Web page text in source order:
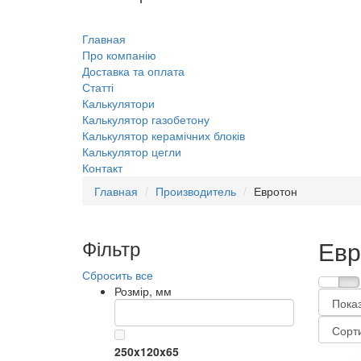
Главная
Про компанію
Доставка та оплата
Статті
Калькулятори
Калькулятор газобетону
Калькулятор керамічних блоків
Калькулятор цегли
Контакт
Главная
Производитель Евротон
Фільтр
Сбросить все
Розмір, мм
250x120x65